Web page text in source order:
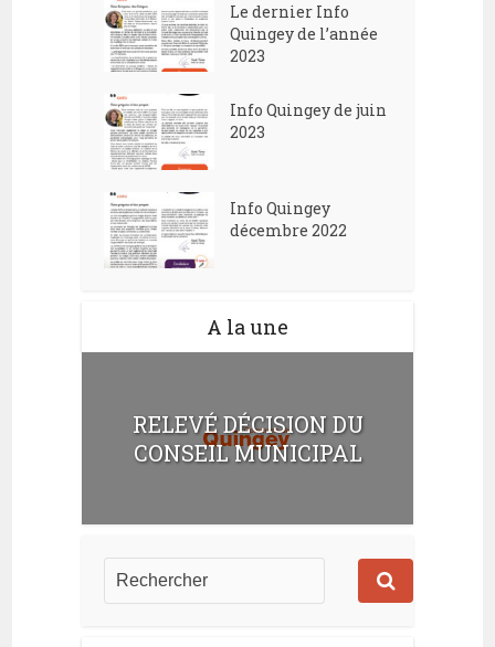
Le dernier Info
Quingey de l’année
2023
Info Quingey de juin
2023
Info Quingey
décembre 2022
A la une
RELEVÉ DÉCISION DU
CONSEIL MUNICIPAL